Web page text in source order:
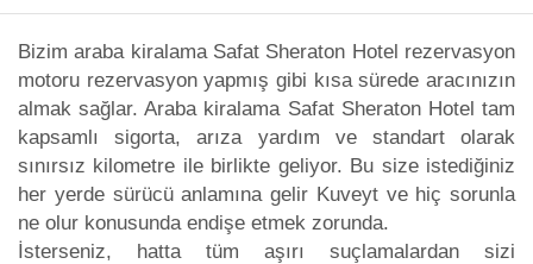
Bizim araba kiralama Safat Sheraton Hotel rezervasyon
motoru rezervasyon yapmış gibi kısa sürede aracınızın
almak sağlar. Araba kiralama Safat Sheraton Hotel tam
kapsamlı sigorta, arıza yardım ve standart olarak
sınırsız kilometre ile birlikte geliyor. Bu size istediğiniz
her yerde sürücü anlamına gelir Kuveyt ve hiç sorunla
ne olur konusunda endişe etmek zorunda.
İsterseniz, hatta tüm aşırı suçlamalardan sizi